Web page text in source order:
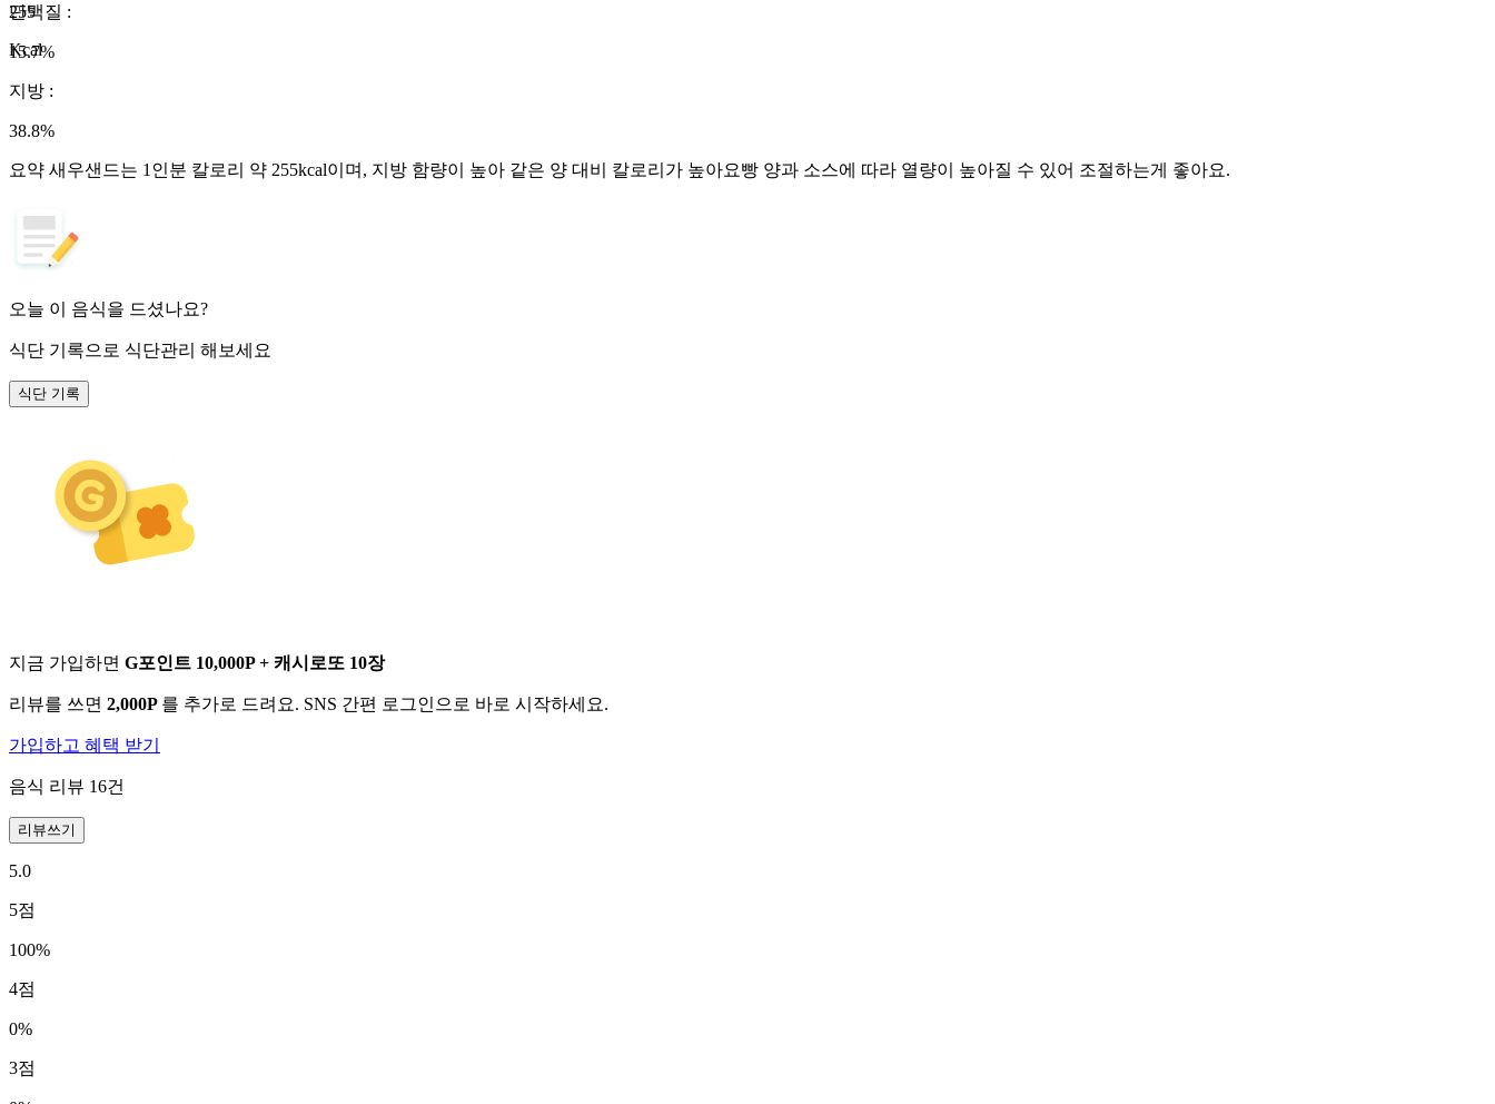
255
Kcal
단백질 :
15.7%
지방 :
38.8%
요약 새우샌드는 1인분 칼로리 약 255kcal이며, 지방 함량이 높아 같은 양 대비 칼로리가 높아요빵 양과 소스에 따라 열량이 높아질 수 있어 조절하는게 좋아요.
오늘 이 음식을 드셨나요?
식단 기록으로 식단관리 해보세요
식단 기록
지금 가입하면 G포인트 10,000P + 캐시로또 10장
리뷰를 쓰면 2,000P 를 추가로 드려요. SNS 간편 로그인으로 바로 시작하세요.
가입하고 혜택 받기
음식 리뷰 16건
리뷰쓰기
5.0
5점
100%
4점
0%
3점